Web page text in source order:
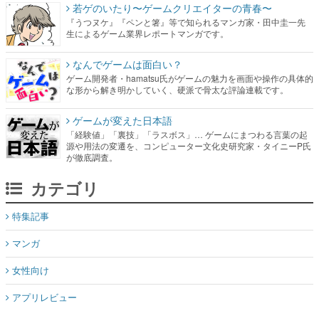
若ゲのいたり〜ゲームクリエイターの青春〜
『うつヌケ』『ペンと箸』等で知られるマンガ家・田中圭一先
生によるゲーム業界レポートマンガです。
なんでゲームは面白い？
ゲーム開発者・hamatsu氏がゲームの魅力を画面や操作の具体的
な形から解き明かしていく、硬派で骨太な評論連載です。
ゲームが変えた日本語
「経験値」「裏技」「ラスボス」… ゲームにまつわる言葉の起
源や用法の変遷を、コンピューター文化史研究家・タイニーP氏
が徹底調査。
カテゴリ
特集記事
マンガ
女性向け
アプリレビュー